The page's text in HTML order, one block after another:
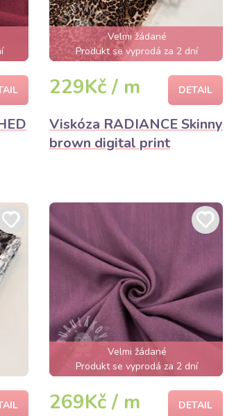
Velmi žádané
Produkt se vyprodá za 2 dní
229Kč / m DETAIL
Viskóza RADIANCE Skinny
brown digital print
Velmi žádané
Produkt se vyprodá za 2 dní
269Kč / m DETAIL